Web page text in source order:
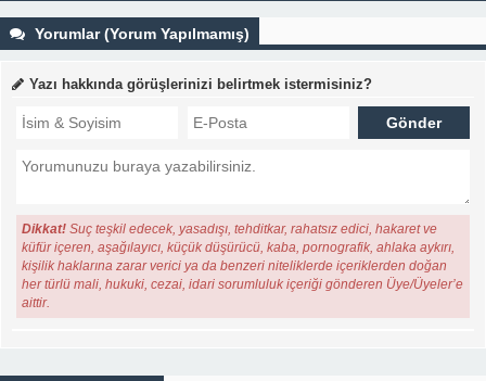
Yorumlar (Yorum Yapılmamış)
Yazı hakkında görüşlerinizi belirtmek istermisiniz?
Dikkat! Suç teşkil edecek, yasadışı, tehditkar, rahatsız edici, hakaret ve
küfür içeren, aşağılayıcı, küçük düşürücü, kaba, pornografik, ahlaka aykırı,
kişilik haklarına zarar verici ya da benzeri niteliklerde içeriklerden doğan
her türlü mali, hukuki, cezai, idari sorumluluk içeriği gönderen Üye/Üyeler’e
aittir.